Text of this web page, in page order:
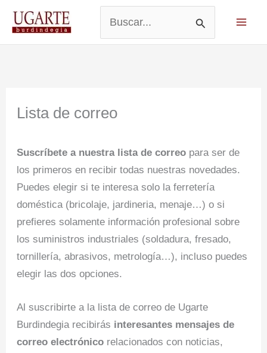
contenido
Lista de correo
Suscríbete a nuestra lista de correo para ser de
los primeros en recibir todas nuestras novedades.
Puedes elegir si te interesa solo la ferretería
doméstica (bricolaje, jardineria, menaje…) o si
prefieres solamente información profesional sobre
los suministros industriales (soldadura, fresado,
tornillería, abrasivos, metrología…), incluso puedes
elegir las dos opciones.
Al suscribirte a la lista de correo de Ugarte
Burdindegia recibirás interesantes mensajes de
correo electrónicorelacionados con noticias,